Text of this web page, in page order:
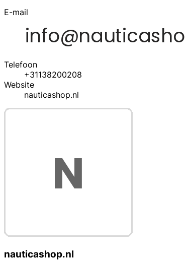
E-mail
Telefoon
+31138200208
Website
nauticashop.nl
nauticashop.nl